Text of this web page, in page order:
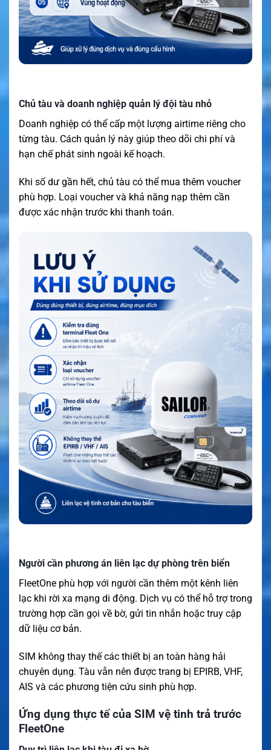
Chủ tàu và doanh nghiệp quản lý đội tàu nhỏ
Doanh nghiệp có thể cấp một lượng airtime riêng cho
từng tàu. Cách quản lý này giúp theo dõi chi phí và
hạn chế phát sinh ngoài kế hoạch.
Khi số dư gần hết, chủ tàu có thể mua thêm voucher
phù hợp. Loại voucher và khả năng nạp thêm cần
được xác nhận trước khi thanh toán.
Người cần phương án liên lạc dự phòng trên biển
FleetOne phù hợp với người cần thêm một kênh liên
lạc khi rời xa mạng di động. Dịch vụ có thể hỗ trợ trong
trường hợp cần gọi về bờ, gửi tin nhắn hoặc truy cập
dữ liệu cơ bản.
SIM không thay thế các thiết bị an toàn hàng hải
chuyên dụng. Tàu vẫn nên được trang bị EPIRB, VHF,
AIS và các phương tiện cứu sinh phù hợp.
Ứng dụng thực tế của SIM vệ tinh trả trước
FleetOne